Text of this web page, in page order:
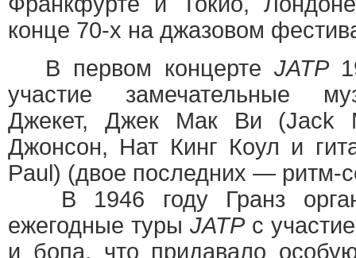
конце 70-х на джазовом
В первом концерте JATP
участие замечательные
Джекет, Джек Мак Ви (Jack
Джонсон, Нат Кинг Коул и
Paul) (двое последних — ритм-
В 1946 году Гранз
ежегодные туры JATPс
и бопа, что придавало